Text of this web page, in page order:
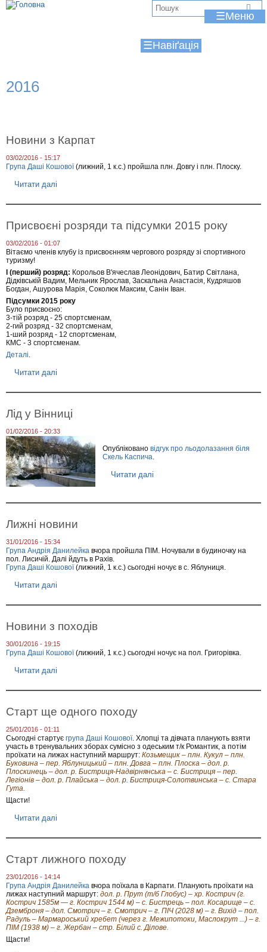
Jump to navigation
☰
☰
2016
Новини з Карпат
03/02/2016 - 15:17
Група Даші Кошової(лижний, 1 к.с.) пройшла плн. Довгу і плн. Плоску.
Читати далі
о
о
в
н
и
К
а
р
п
а
т
Присвоєні розряди та підсумки 2015 року
03/02/2016 - 01:07
Вітаємо членів клубу із присвоєнням чергового розряду зі спортивного
туризму!
І (перший) розряд: Корольов В'ячеслав Леонідович, Батир Світлана,
Дідківській Вадим, Мельник Ярослав, Заскальна Анастасія, Кудряшов
Богдан, Ашурова Марія, Соколюк Максим, Санін Іван.
Підсумки 2015 року
Було присвоєно:
3-тій розряд - 25 спортсменам,
2-гий розряд - 32 спортсменам,
1-ший розряд - 12 спортсменам,
КМС - 3 спортсменам.
Деталі.
Читати далі
о
и
в
о
є
н
і
р
о
д
т
а
п
і
м
и
2
0
1
Лід у Вінниці
01/02/2016 - 20:33
Опубліковано відгук про льодолазання біля
Скель Каспича.
Читати далі
Л
н
н
Лижні новини
31/01/2016 - 15:34
Група Андрія Данилейка вчора пройшла ПІМ. Ночували в будиночку на
пол. Лисичій. Далі йдуть в Рахів.
Група Даші Кошової(лижний, 1 к.с.) сьогодні ночує в с. Яблуниця.
Читати далі
о
ж
і
н
н
Новини з походів
30/01/2016 - 19:15
Група Даші Кошової(лижний, 1 к.с.) сьогодні ночує на пол. Григорівка.
Читати далі
о
в
н
и
з
п
о
х
Старт ще одного походу
25/01/2016 - 01:11
Сьогодні стартує група Даші Кошової. Хлопці та дівчата планують взяти
участь в тренувальних зборах сумісно з одеським т/к Романтик, а потім
проїхати на лижах наступний маршрут: Козьмещик – плн. Кукул – плн.
Буковина – пер. Яблуницький – плн. Довга – плн. Плоска – дол. р.
Плоскинець – дол. р. Бистриця-Надвірнянська – с. Бистриця – пер.
Легіонів – дол. р. Плайська – дол. р. Бистриця-Солотвинська – с. Стара
Гута.
Щасти!
Читати далі
о
а
т
щ
е
о
д
н
Старт лижного походу
23/01/2016 - 14:14
Група Андрія Данилейка вчора поїхала в Карпати. Планують проїхати на
лижах наступний маршрут: дол. р. Прут (т/б Глобус) – хр. Кострич (г.
Кострич 1585м — г. Кострич 1544 м) – с. Бистрець – пол. Косарище – с.
Дземброня – дол. Смотрич – г. Смотрич – г. ПІЧ (2028 м) – г. Вихід – пол.
Радуль – Мармароський хребет (через г. Межипотоки, Маслокрут ...) – г.
ПІМ (1938 м) – г. Жербан – стр. Білий с. Ділове.
Щасти!